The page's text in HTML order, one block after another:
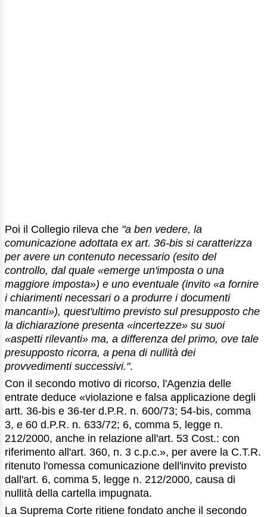
Poi il Collegio rileva che "a ben vedere, la
comunicazione adottata ex art. 36-bis si caratterizza
per avere un contenuto necessario (esito del
controllo, dal quale «emerge un'imposta o una
maggiore imposta») e uno eventuale (invito «a fornire
i chiarimenti necessari o a produrre i documenti
mancanti»), quest'ultimo previsto sul presupposto che
la dichiarazione presenta «incertezze» su suoi
«aspetti rilevanti» ma, a differenza del primo, ove tale
presupposto ricorra, a pena di nullità dei
provvedimenti successivi.".
Con il secondo motivo di ricorso, l'Agenzia delle
entrate deduce «violazione e falsa applicazione degli
artt. 36-bis e 36-ter d.P.R. n. 600/73; 54-bis, comma
3, e 60 d.P.R. n. 633/72; 6, comma 5, legge n.
212/2000, anche in relazione all'art. 53 Cost.: con
riferimento all'art. 360, n. 3 c.p.c.», per avere la C.T.R.
ritenuto l'omessa comunicazione dell'invito previsto
dall'art. 6, comma 5, legge n. 212/2000, causa di
nullità della cartella impugnata.
La Suprema Corte ritiene fondato anche il secondo